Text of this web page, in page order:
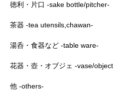
徳利・片口 -sake bottle/pitcher-
茶器 -tea utensils,chawan-
湯呑・食器など -table ware-
花器・壺・オブジェ -vase/object
他 -others-